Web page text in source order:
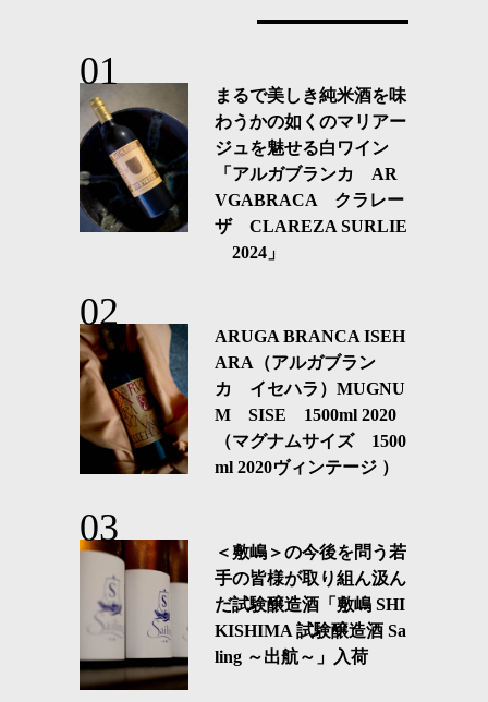
まるで美しき純米酒を味
わうかの如くのマリアー
ジュを魅せる白ワイン
「アルガブランカ AR
VGABRACA クラレー
ザ CLAREZA SURLIE
2024」
ARUGA BRANCA ISEH
ARA（アルガブラン
カ イセハラ）MUGNU
M SISE 1500ml 2020
（マグナムサイズ 1500
ml 2020ヴィンテージ ）
＜敷嶋＞の今後を問う若
手の皆様が取り組ん汲ん
だ試験醸造酒「敷嶋 SHI
KISHIMA 試験醸造酒 Sa
ling ～出航～」入荷